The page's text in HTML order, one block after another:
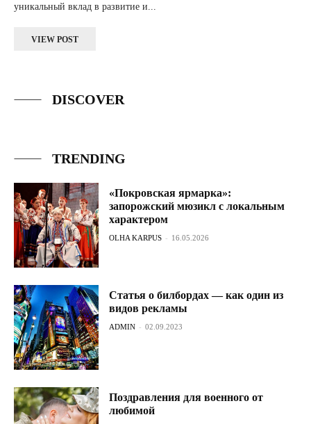
уникальный вклад в развитие и...
VIEW POST
DISCOVER
TRENDING
«Покровская ярмарка»:
запорожский мюзикл с локальным
характером
OLHA KARPUS - 16.05.2026
Статья о билбордах — как один из
видов рекламы
ADMIN - 02.09.2023
Поздравления для военного от
любимой